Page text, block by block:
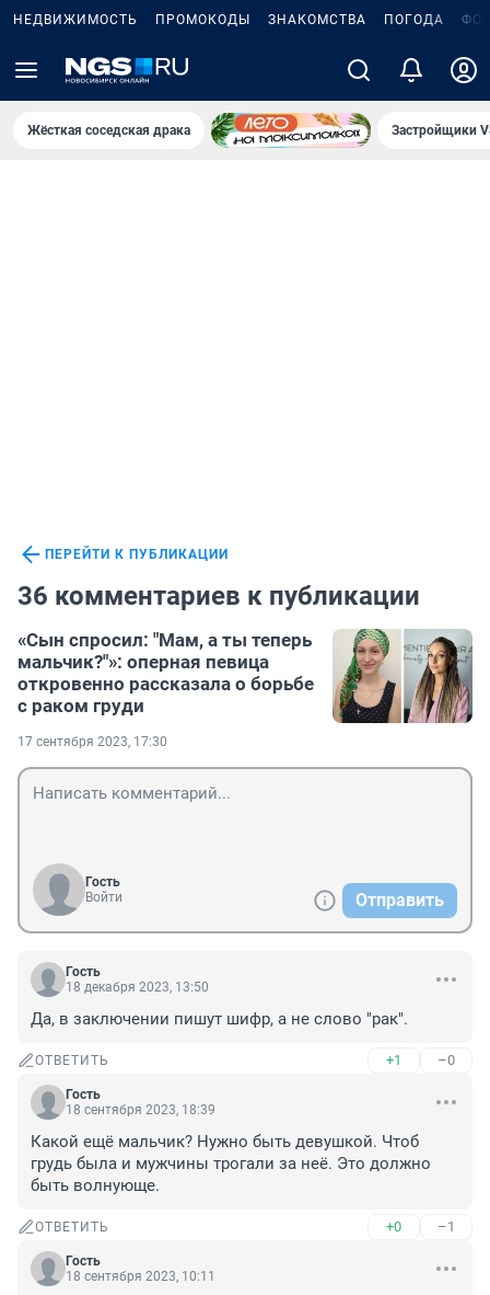
НЕДВИЖИМОСТЬ ПРОМОКОДЫ ЗНАКОМСТВА ПОГОДА
Жёсткая соседская драка Застройщики
ПЕРЕЙТИ К ПУБЛИКАЦИИ
36 комментариев к публикации
«Сын спросил: "Мам, а ты теперь
мальчик?"»: оперная певица
откровенно рассказала о борьбе
с раком груди
17 сентября 2023, 17:30
Гость
Войти
Отправить
Гость
18 декабря 2023, 13:50
Да, в заключении пишут шифр, а не слово "рак".
ОТВЕТИТЬ +1 –0
Гость
18 сентября 2023, 18:39
Какой ещё мальчик? Нужно быть девушкой. Чтоб
грудь была и мужчины трогали за неё. Это должно
быть волнующе.
ОТВЕТИТЬ +0 –1
Гость
18 сентября 2023, 10:11